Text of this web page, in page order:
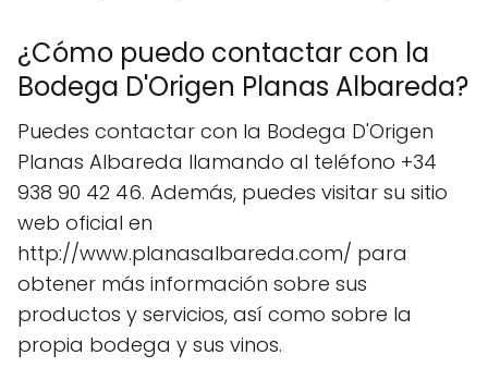
¿Cómo puedo contactar con la
Bodega D'Origen Planas Albareda?
Puedes contactar con la Bodega D'Origen
Planas Albareda llamando al teléfono +34
938 90 42 46. Además, puedes visitar su sitio
web oficial en
http://www.planasalbareda.com/ para
obtener más información sobre sus
productos y servicios, así como sobre la
propia bodega y sus vinos.